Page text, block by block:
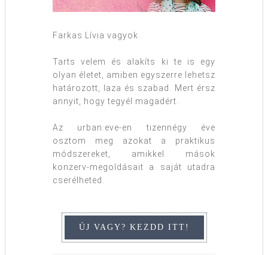
Farkas Lívia vagyok.
Tarts velem és alakíts ki te is egy
olyan életet, amiben egyszerre lehetsz
határozott, laza és szabad. Mert érsz
annyit, hogy tegyél magadért.
Az urban:eve-en tizennégy éve
osztom meg azokat a praktikus
módszereket, amikkel mások
konzerv-megoldásait a saját utadra
cserélheted.